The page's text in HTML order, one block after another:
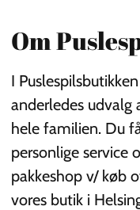
Om
I
anderledes udvalg
hele familien. Du
personlige service
pakkeshop v/ køb
vores butik i